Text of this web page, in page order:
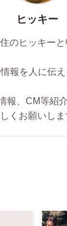
ヒッキー
のヒッキーと
報を人に伝え
報、CM等紹
くお願いしま